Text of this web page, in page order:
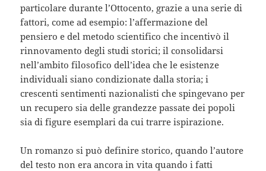
particolare durante l’Ottocento, grazie a una serie di
fattori, come ad esempio: l’affermazione del
pensiero e del metodo scientifico che incentivò il
rinnovamento degli studi storici; il consolidarsi
nell’ambito filosofico dell’idea che le esistenze
individuali siano condizionate dalla storia; i
crescenti sentimenti nazionalisti che spingevano per
un recupero sia delle grandezze passate dei popoli
sia di figure esemplari da cui trarre ispirazione.
Un romanzo si può definire storico, quando l’autore
del testo non era ancora in vita quando i fatti